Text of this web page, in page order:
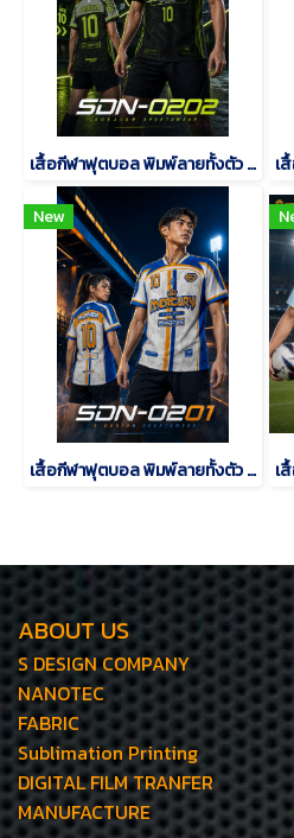
เสื้อกีฬาฟุตบอล พิมพ์ลายทั้งตัว เนื้อผ้า "นาโนเทค"SDN-0202
New
เสื้อกีฬาฟุตบอล พิมพ์ลายทั้งตัว เนื้อผ้า "นาโนเทค"SDN-0201
ABOUT US
S DESIGN COMPANY
NANOTEC
FABRIC
Sublimation Printing
DIGITAL FILM TRANFER
MANUFACTURE